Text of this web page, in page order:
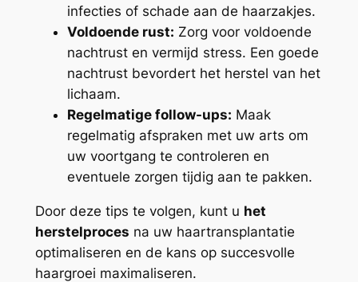
infecties of schade aan de haarzakjes.
Voldoende rust: Zorg voor voldoende
nachtrust en vermijd stress. Een goede
nachtrust bevordert het herstel van het
lichaam.
Regelmatige follow-ups: Maak
regelmatig afspraken met uw arts om
uw voortgang te controleren en
eventuele zorgen tijdig aan te pakken.
Door deze tips te volgen, kunt u het
herstelproces na uw haartransplantatie
optimaliseren en de kans op succesvolle
haargroei maximaliseren.